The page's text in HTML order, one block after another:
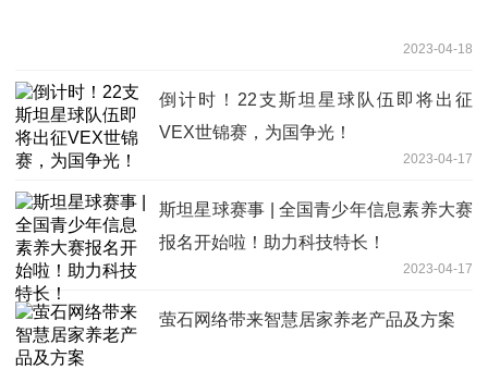
2023-04-18
倒计时！22支斯坦星球队伍即将出征
VEX世锦赛，为国争光！
2023-04-17
斯坦星球赛事 | 全国青少年信息素养大赛
报名开始啦！助力科技特长！
2023-04-17
萤石网络带来智慧居家养老产品及方案